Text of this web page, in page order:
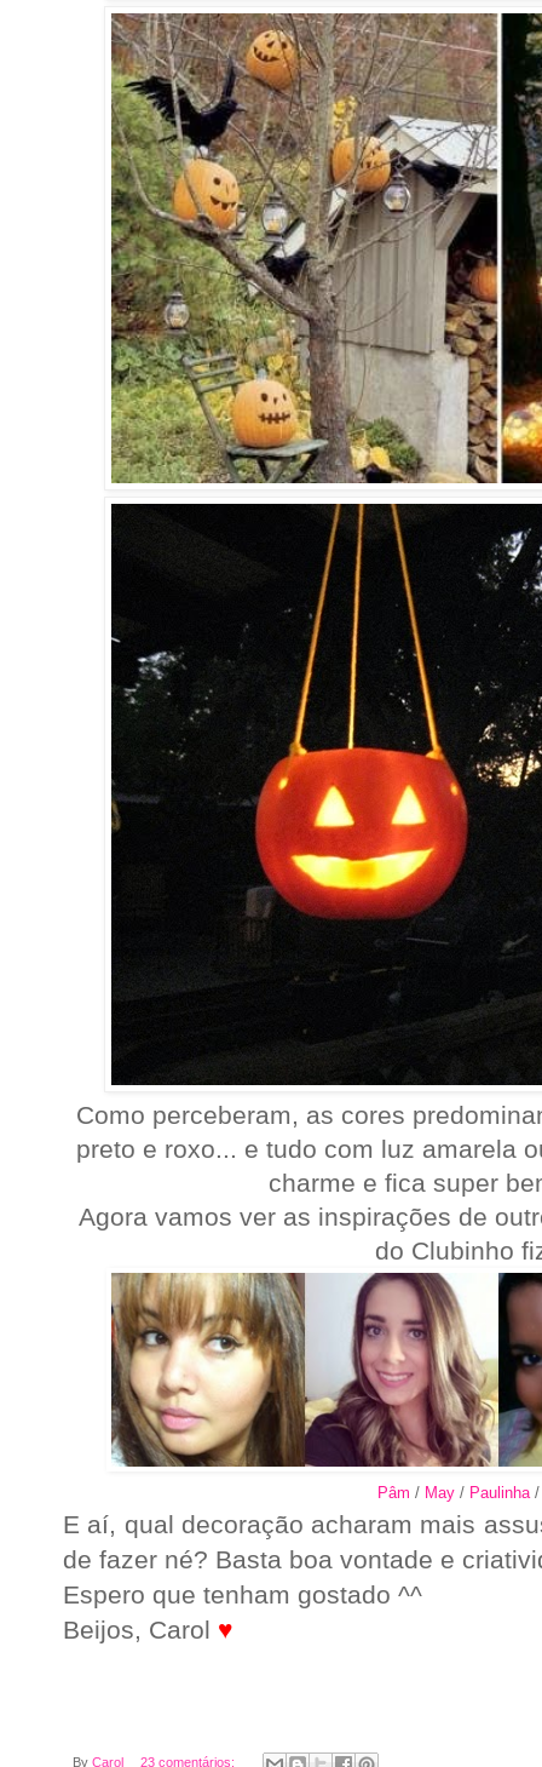
Como perceberam, as cores
preto e roxo... e tudo com luz amarela
charme e fica super
Agora vamos ver as inspirações de
do Clubinho
Pâm / May / Paulinha
E aí, qual decoração acharam mais
de fazer né? Basta boa vontade e
Espero que tenham gostado ^^
Beijos, Carol ♥
By Carol 23 comentários: